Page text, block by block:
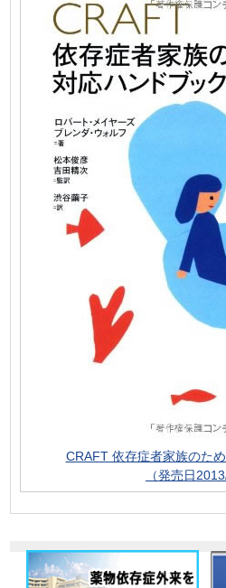
CRAFT 依存症者家族のた
（発売日